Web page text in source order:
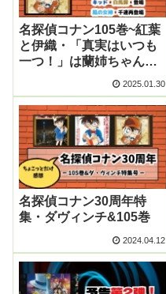
名探偵コナン105巻~紅葉
と伊織・「真実はいつも
一つ！」は蘭姉ちゃん・
キッド犯人に?風の女神合
同捜査
2025.01.30
名探偵コナン30周年特
集・ダヴィンチ&105巻
2024.04.12